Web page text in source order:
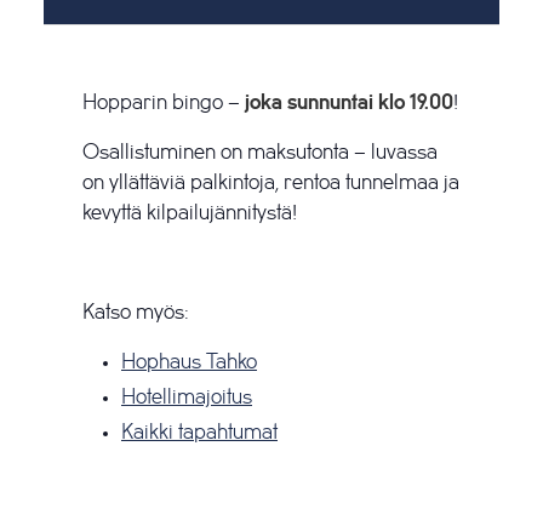
Hopparin bingo – joka sunnuntai klo 19.00!
Osallistuminen on maksutonta – luvassa
on yllättäviä palkintoja, rentoa tunnelmaa ja
kevyttä kilpailujännitystä!
Katso myös:
Hophaus Tahko
Hotellimajoitus
Kaikki tapahtumat